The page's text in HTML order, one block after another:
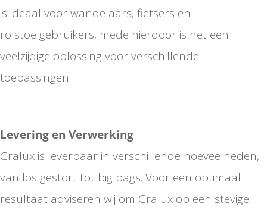
is ideaal voor wandelaars, fietsers en
rolstoelgebruikers, mede hierdoor is het een
veelzijdige oplossing voor verschillende
toepassingen.
Levering en Verwerking
Gralux is leverbaar in verschillende hoeveelheden,
van los gestort tot big bags. Voor een optimaal
resultaat adviseren wij om Gralux op een stevige